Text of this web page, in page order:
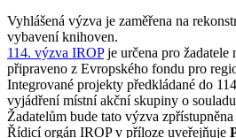
Vyhlášená výzva je zaměřena na
vybavení knihoven.
114. výzva IROPje určena pro
připraveno z Evropského fondu pro
Integrované projekty předkládané do
vyjádření místní akční skupiny o
Žadatelům bude tato výzva
Řídicí orgán IROP v příloze uveřejňuje